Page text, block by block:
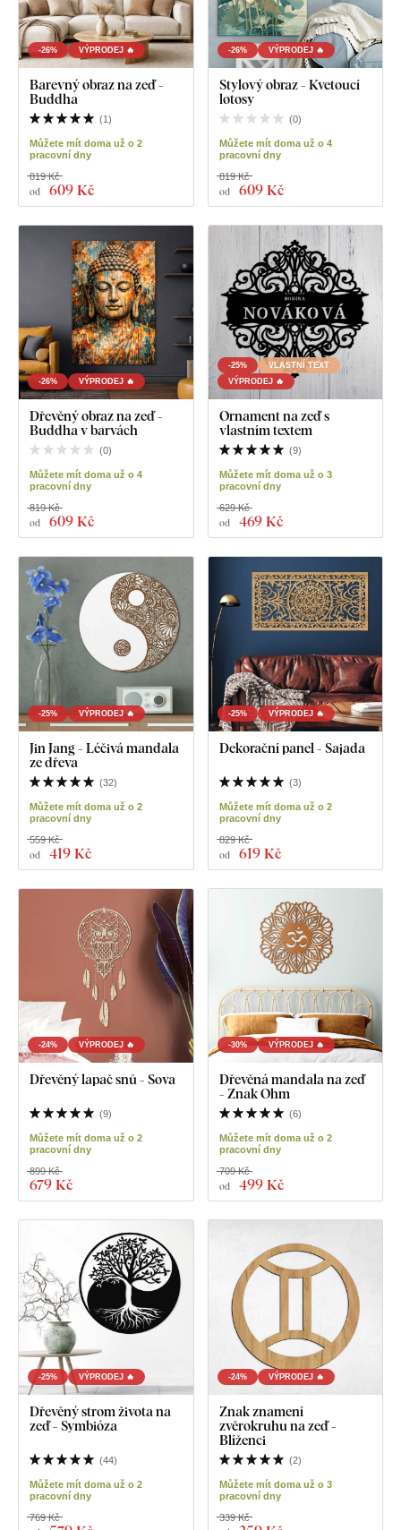
-26% VÝPRODEJ 🔥
Barevný obraz na zeď -
Buddha
(1)
Můžete mít doma už o 2
pracovní dny
od 609 Kč
819 Kč
-26% VÝPRODEJ 🔥
Stylový obraz - Kvetoucí
lotosy
(0)
Můžete mít doma už o 4
pracovní dny
od 609 Kč
819 Kč
-26% VÝPRODEJ 🔥
Dřevěný obraz na zeď -
Buddha v barvách
(0)
Můžete mít doma už o 4
pracovní dny
od 609 Kč
819 Kč
-25%
VLASTNÍ TEXT
VÝPRODEJ 🔥
Ornament na zeď s
vlastním textem
(9)
Můžete mít doma už o 3
pracovní dny
od 469 Kč
629 Kč
-25% VÝPRODEJ 🔥
Jin Jang - Léčivá mandala
ze dřeva
(32)
Můžete mít doma už o 2
pracovní dny
od 419 Kč
559 Kč
-25% VÝPRODEJ 🔥
Dekorační panel - Sajada
(3)
Můžete mít doma už o 2
pracovní dny
od 619 Kč
829 Kč
-24% VÝPRODEJ 🔥
Dřevěný lapač snů - Sova
(9)
Můžete mít doma už o 2
pracovní dny
679 Kč
899 Kč
-30% VÝPRODEJ 🔥
Dřevěná mandala na zeď
- Znak Ohm
(6)
Můžete mít doma už o 2
pracovní dny
od 499 Kč
709 Kč
-25% VÝPRODEJ 🔥
Dřevěný strom života na
zeď - Symbióza
(44)
Můžete mít doma už o 2
pracovní dny
769 Kč
-24% VÝPRODEJ 🔥
Znak znamení
zvěrokruhu na zeď -
Blíženci
(2)
Můžete mít doma už o 3
pracovní dny
339 Kč